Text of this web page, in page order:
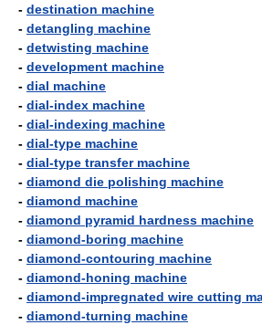
- destination machine
- detangling machine
- detwisting machine
- development machine
- dial machine
- dial-index machine
- dial-indexing machine
- dial-type machine
- dial-type transfer machine
- diamond die polishing machine
- diamond machine
- diamond pyramid hardness machine
- diamond-boring machine
- diamond-contouring machine
- diamond-honing machine
- diamond-impregnated wire cutting
- diamond-turning machine